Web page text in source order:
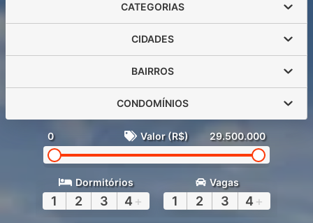
CATEGORIAS
CIDADES
BAIRROS
CONDOMÍNIOS
0 Valor (R$) 29.500.000
Dormitórios
1 2 3 4 +
Vagas
1 2 3 4 +